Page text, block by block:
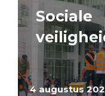
4 augustus
Sociale